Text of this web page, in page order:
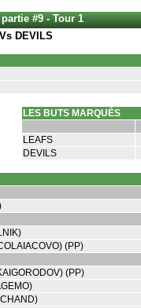
#9 - Tour 1
DEVILS
LES BUTS MARQUÉS
LEAFS
DEVILS
(PP)
(PP)